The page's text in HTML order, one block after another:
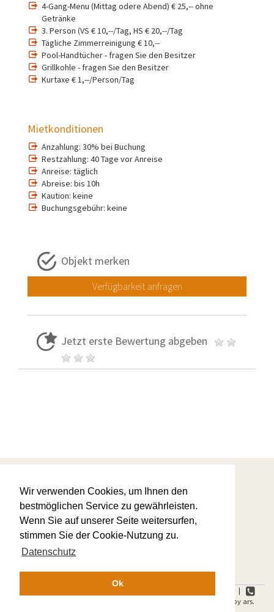
Wir verwenden Cookies, um Ihnen den
bestmöglichen Service zu gewährleisten.
Wenn Sie auf unserer Seite weitersurfen,
stimmen Sie der Cookie-Nutzung zu.
Datenschutz
Ok
4-Gang-Menu (Mittag odere Abend) € 25,-- ohne
Getränke
3. Person (VS € 10,--/Tag, HS € 20,--/Tag
Tägliche Zimmerreinigung € 10,--
Pool-Handtücher - fragen Sie den Besitzer
Grillkohle - fragen Sie den Besitzer
Kurtaxe € 1,--/Person/Tag
Mietkonditionen
Anzahlung: 30% bei Buchung
Restzahlung: 40 Tage vor Anreise
Anreise: täglich
Abreise: bis 10h
Kaution: keine
Buchungsgebühr: keine
Objekt merken
Verfügbarkeit anfragen
Jetzt erste Bewertung abgeben
Warum wir
Ihre Favoriten
Kontaktanfrage
Datenschutz
ars.Feriendomizile | Heideweg 11 | 83224 Grassau-Mietenkam |
+49 8641 59 13017 | Copyright © 2016 by ars.